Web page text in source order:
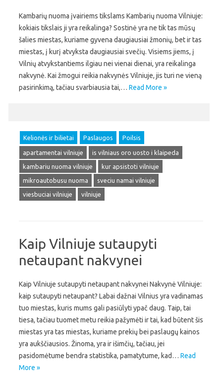
Kambarių nuoma įvairiems tikslams Kambarių nuoma Vilniuje:
kokiais tikslais ji yra reikalinga? Sostinė yra ne tik tas mūsų
šalies miestas, kuriame gyvena daugiausiai žmonių, bet ir tas
miestas, į kurį atvyksta daugiausiai svečių. Visiems jiems, į
Vilnių atvykstantiems ilgiau nei vienai dienai, yra reikalinga
nakvynė. Kai žmogui reikia nakvynės Vilniuje, jis turi ne vieną
pasirinkimą, tačiau svarbiausia tai,… Read More »
Kelionės ir bilietai Paslaugos Poilsis
apartamentai vilniuje
is vilniaus oro uosto i klaipeda
kambariu nuoma vilniuje
kur apsistoti vilniuje
mikroautobusu nuoma
sveciu namai vilniuje
viesbuciai vilniuje
vilniuje
Kaip Vilniuje sutaupyti
netaupant nakvynei
Kaip Vilniuje sutaupyti netaupant nakvynei Nakvynė Vilniuje:
kaip sutaupyti netaupant? Labai dažnai Vilnius yra vadinamas
tuo miestas, kuris mums gali pasiūlyti ypač daug. Taip, tai
tiesa, tačiau tuomet metu reikia pažymėti ir tai, kad būtent šis
miestas yra tas miestas, kuriame prekių bei paslaugų kainos
yra aukščiausios. Žinoma, yra ir išimčių, tačiau, jei
pasidomėtume bendra statistika, pamatytume, kad… Read
More »